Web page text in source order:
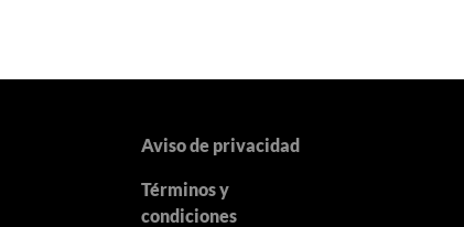
Aviso de privacidad
Términos y
condiciones